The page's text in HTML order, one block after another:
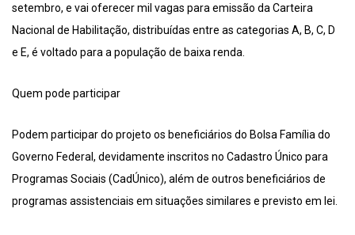
setembro, e vai oferecer mil vagas para emissão da Carteira
Nacional de Habilitação, distribuídas entre as categorias A, B, C, D
e E, é voltado para a população de baixa renda.
Quem pode participar
Podem participar do projeto os beneficiários do Bolsa Família do
Governo Federal, devidamente inscritos no Cadastro Único para
Programas Sociais (CadÚnico), além de outros beneficiários de
programas assistenciais em situações similares e previsto em lei.